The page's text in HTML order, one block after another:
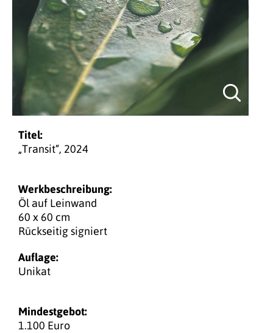
Titel:
„Transit“, 2024
Werkbeschreibung:
Öl auf Leinwand
60 x 60 cm
Rückseitig signiert
Auflage:
Unikat
Mindestgebot:
1.100 Euro